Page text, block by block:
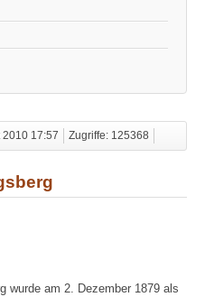
2010 17:57 Zugriffe: 125368
wurde am 2. Dezember 1879 als